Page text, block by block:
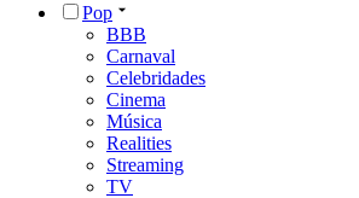
Pop
BBB
Carnaval
Celebridades
Cinema
Música
Realities
Streaming
TV